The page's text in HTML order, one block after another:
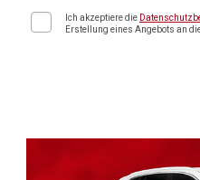
Ich akzeptiere die
Erstellung eines Angebots an